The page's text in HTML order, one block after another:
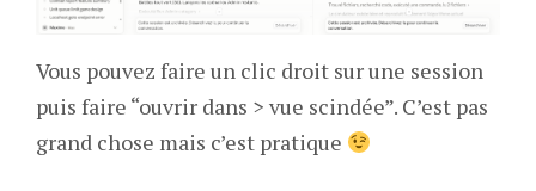
Vous pouvez faire un clic droit sur une session
puis faire “ouvrir dans > vue scindée”. C’est pas
grand chose mais c’est pratique